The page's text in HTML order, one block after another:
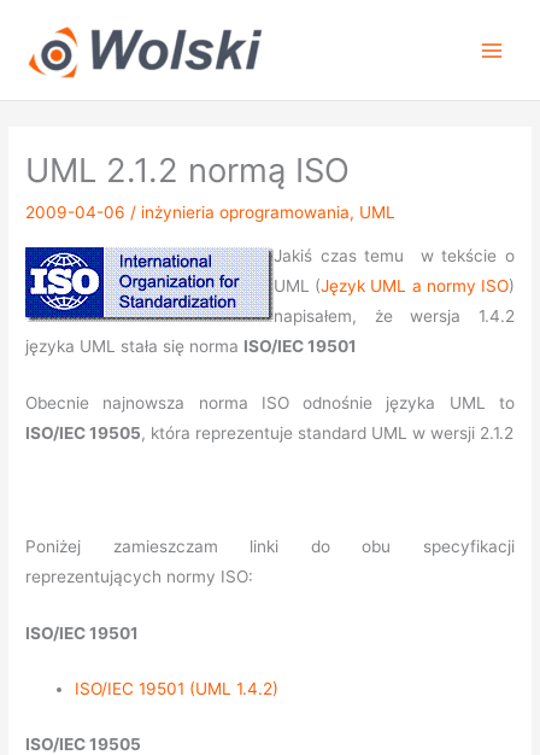
treści
UML 2.1.2 normą ISO
2009-04-06/ inżynieria oprogramowania, UML
Jakiś czas temu w tekście o
UML (Język UML a normy ISO)
napisałem, że wersja 1.4.2
języka UML stała się norma ISO/IEC 19501
Obecnie najnowsza norma ISO odnośnie języka UML to
ISO/IEC 19505, która reprezentuje standard UML w wersji 2.1.2
Poniżej zamieszczam linki do obu specyfikacji
reprezentujących normy ISO:
ISO/IEC 19501
ISO/IEC 19501 (UML 1.4.2)
ISO/IEC 19505